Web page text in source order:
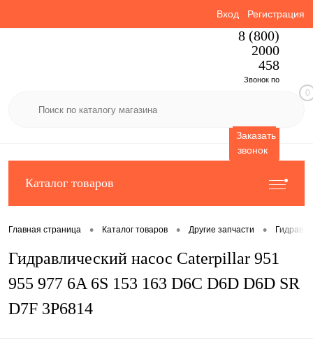
Вход Регистрация
8 (800)
2000
458
Звонок по
Заказать
звонок
0
Каталог товаров
Главная страница • Каталог товаров • Другие запчасти •
Гидравлический насос Caterpillar 951
955 977 6A 6S 153 163 D6C D6D D6D SR
D7F 3P6814